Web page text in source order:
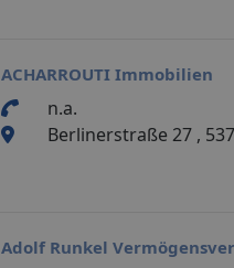
ACHARROUTI Immobilien
n.a.
Berlinerstraße 27 ,
Adolf Runkel